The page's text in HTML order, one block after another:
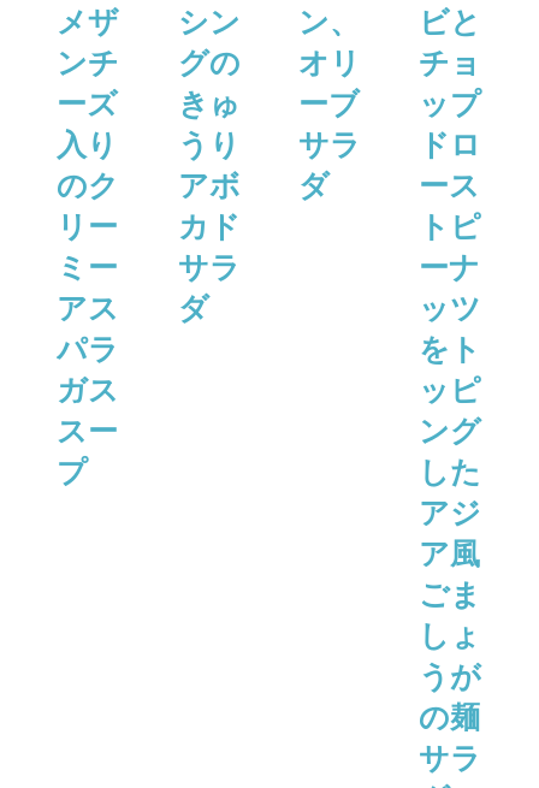
メザ
ンチ
ーズ
⼊り
のク
リー
ミー
アス
パラ
ガス
スー
プ
シン
グの
きゅ
うり
アボ
カド
サラ
ダ
ン、
オリ
ーブ
サラ
ダ
ビと
チョ
ップ
ドロ
ース
トピ
ーナ
ッツ
をト
ッピ
ング
した
アジ
ア風
ごま
しょ
うが
の麺
サラ